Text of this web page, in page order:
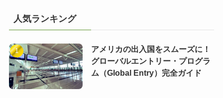
人気ランキング
アメリカの出入国をスムーズに！
グローバルエントリー・プログラ
ム（Global Entry）完全ガイド